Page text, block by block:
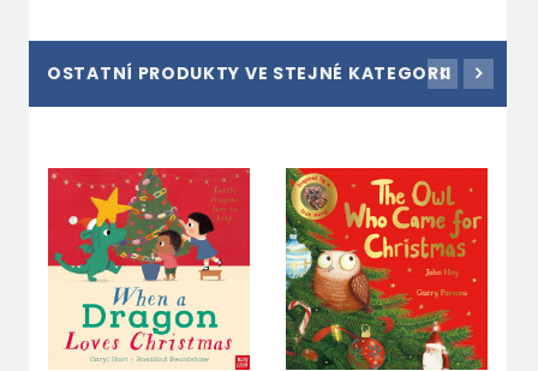
OSTATNÍ PRODUKTY VE STEJNÉ KATEGORII